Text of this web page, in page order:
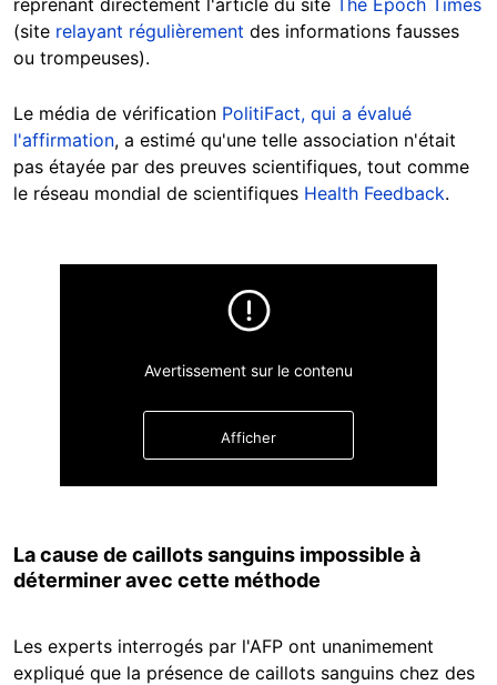
reprenant directement l'article du site
The Epoch Times
(site relayant régulièrement des informations fausses
ou trompeuses).
Le média de vérification PolitiFact, qui a évalué
l'affirmation, a estimé qu'une telle association n'était
pas étayée par des preuves scientifiques, tout comme
le réseau mondial de scientifiques Health Feedback.
Avertissement sur le contenu
Afficher
La cause de caillots sanguins impossible à
déterminer avec cette méthode
Les experts interrogés par l'AFP ont unanimement
expliqué que la présence de caillots sanguins chez des